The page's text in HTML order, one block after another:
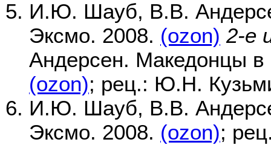
И.Ю. Шауб, В.В.
Эксмо. 2008. (ozon) 2-е
Андерсен. Македонцы
(ozon); рец.: Ю.Н.
И.Ю. Шауб, В.В.
Эксмо. 2008. (ozon);